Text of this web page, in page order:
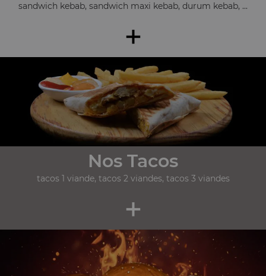
sandwich kebab, sandwich maxi kebab, durum kebab, ...
+
Nos Tacos
tacos 1 viande, tacos 2 viandes, tacos 3 viandes
+